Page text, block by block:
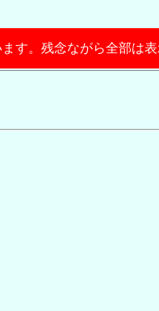
す。残念ながら全部は表